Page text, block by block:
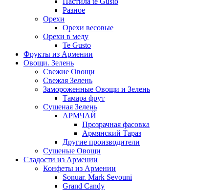
Разное
Орехи
Орехи весовые
Орехи в меду
Te Gusto
Фрукты из Армении
Овощи. Зелень
Свежие Овощи
Свежая Зелень
Замороженные Овощи и Зелень
Тамара фрут
Сушеная Зелень
АРМЧАЙ
Прозрачная фасовка
Армянский Тараз
Другие производители
Сушеные Овощи
Сладости из Армении
Конфеты из Армении
Sonuar. Mark Sevouni
Grand Candy